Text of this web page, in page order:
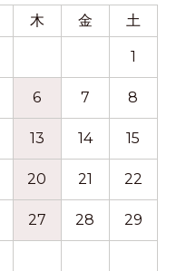
木 金 土
1
6 7 8
13 14 15
20 21 22
27 28 29